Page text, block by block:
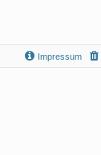
Impressum